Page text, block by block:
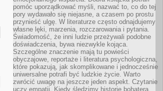
pomóc uporządkować myśli, nazwać to, co do tej
pory wydawało się niejasne, a czasem po prostu
przynieść ulgę. W literaturze często odnajdujemy
własne lęki, marzenia, rozczarowania i pytania.
Świadomość, że inni ludzie przeżywali podobne
doświadczenia, bywa niezwykle kojąca.
Szczególne znaczenie mają tu powieści
obyczajowe, reportaże i literatura psychologiczna,
które pokazują, jak skomplikowane i jednocześnie
uniwersalne potrafi być ludzkie życie. Warto
zwrócić uwagę na jeszcze jeden aspekt. Czytanie
uczy empatii. Kiedy śledzimy historię bohatera,